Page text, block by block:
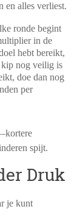
en alles verliest.
ronde begint
in de
hebt bereikt,
nog veilig is
doe dan nog
per
spijt.
Druk
je kunt